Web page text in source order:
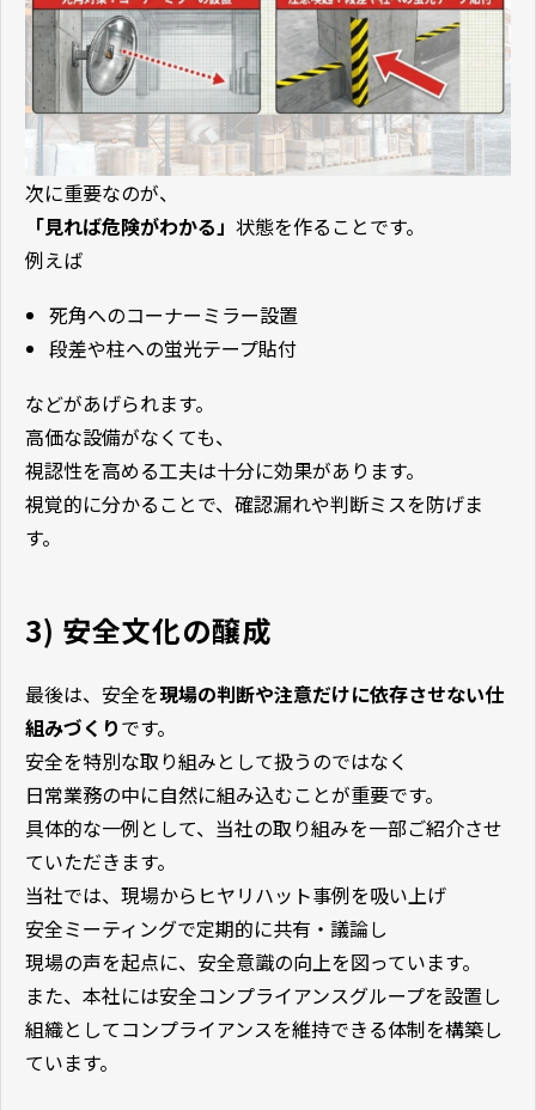
次に重要なのが、
「見れば危険がわかる」 状態を作ることです。
例えば
死角へのコーナーミラー設置
段差や柱への蛍光テープ貼付
などがあげられます。
高価な設備がなくても、
視認性を高める工夫は十分に効果があります。
視覚的に分かることで、確認漏れや判断ミスを防げま
す。
3) 安全文化の醸成
最後は、安全を現場の判断や注意だけに依存させない仕
組みづくりです。
安全を特別な取り組みとして扱うのではなく
日常業務の中に自然に組み込むことが重要です。
具体的な一例として、当社の取り組みを一部ご紹介させ
ていただきます。
当社では、現場からヒヤリハット事例を吸い上げ
安全ミーティングで定期的に共有・議論し
現場の声を起点に、安全意識の向上を図っています。
また、本社には安全コンプライアンスグループを設置し
組織としてコンプライアンスを維持できる体制を構築し
ています。